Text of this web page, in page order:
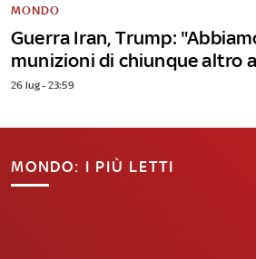
Guerra Iran, Trump:
munizioni di chiunque altro
MONDO
26 lug - 23:59
MONDO: I PIÙ LETTI